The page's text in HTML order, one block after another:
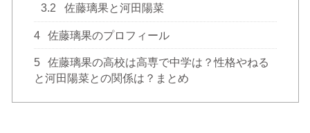
3.2 佐藤璃果と河田陽菜
4 佐藤璃果のプロフィール
5
佐藤璃果の高校は高専で中学は？性格やねる
と河田陽菜との関係は？まとめ